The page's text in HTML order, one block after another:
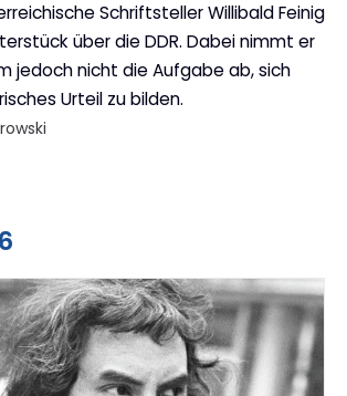
Schriftsteller Willibald Feinig
über die DDR. Dabei nimmt er
jedoch nicht die Aufgabe ab, sich
Urteil zu bilden.